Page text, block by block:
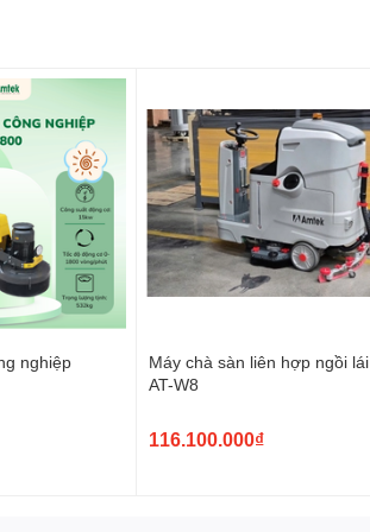
Bảo hành:
Xuất xứ Italy
nghiệp
Máy chà sàn liên hợp ngồi lái
AT-W8
116.100.000₫